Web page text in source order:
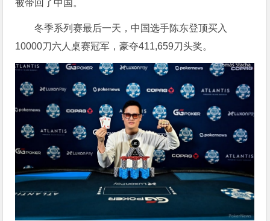
被带回了中国。
冬季系列赛最后一天，中国选手陈东登顶买入
10000刀六人桌赛冠军，豪夺411,659刀头奖。